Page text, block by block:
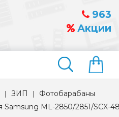
963
Акции
Найти
ЗИП
Фотобарабаны
ML-2850/2851/SCX-